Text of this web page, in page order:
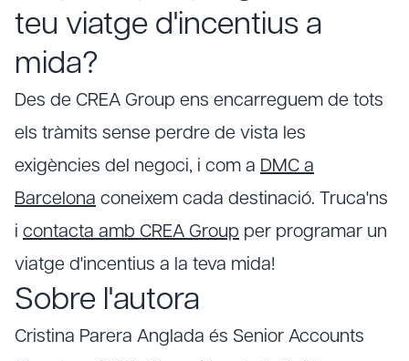
teu viatge d'incentius a
mida?
Des de CREA Group ens encarreguem de tots
els tràmits sense perdre de vista les
exigències del negoci, i com a DMC a
Barcelona coneixem cada destinació. Truca'ns
i contacta amb CREA Group per programar un
viatge d'incentius a la teva mida!
Sobre l'autora
Cristina Parera Anglada és Senior Accounts